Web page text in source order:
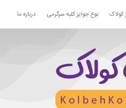
کولاک نوع جوایز کلبه سرگرمی درباره ما